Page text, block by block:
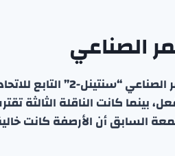
الصناعي
صورة التقطها
بينما كانت الناقلة